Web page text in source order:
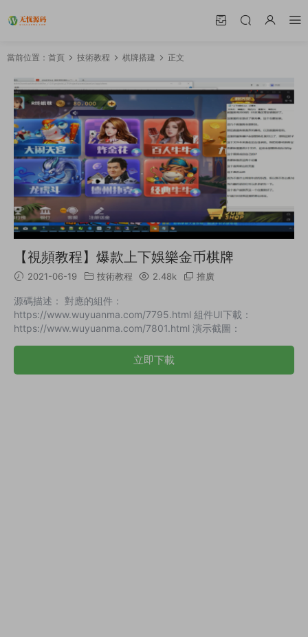
當前位置： 首頁 技術教程 棋牌搭建 正文
【視頻教程】爆款上下娛樂金币棋牌
2021-06-19 技術教程 2.48k 推廣
源碼描述： 對應的組件：
https://www.wuyuanma.com/7795.html 組件UI下載：
https://www.wuyuanma.com/7801.html 演示截圖：
立即下載